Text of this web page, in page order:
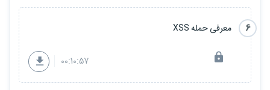
6 معرفی حمله XSS
00:10:57